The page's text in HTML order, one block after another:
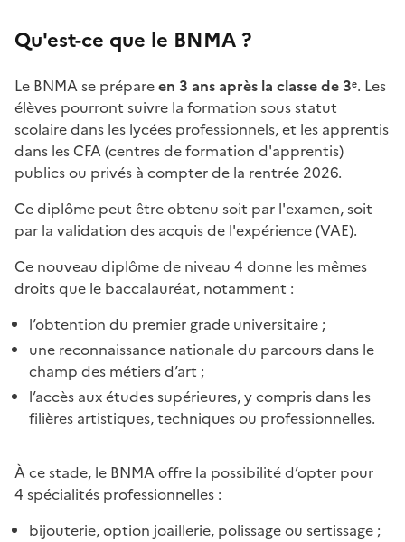
Qu'est-ce que le BNMA ?
Le BNMA se prépareen 3 ans après la classe de 3ᵉ. Les
élèves pourront suivre la formation sous statut
scolaire dans les lycées professionnels, et les apprentis
dans les CFA (centres de formation d'apprentis)
publics ou privés à compter de la rentrée 2026.
Ce diplôme peut être obtenu soit par l'examen, soit
par la validation des acquis de l'expérience (VAE).
Ce nouveau diplôme de niveau 4 donne les mêmes
droits que le baccalauréat, notamment :
l’obtention du premier grade universitaire ;
une reconnaissance nationale du parcours dans le
champ des métiers d’art ;
l’accès aux études supérieures, y compris dans les
filières artistiques, techniques ou professionnelles.
À ce stade, le BNMA offre la possibilité d’opter pour
4 spécialités professionnelles :
bijouterie, option joaillerie, polissage ou sertissage ;